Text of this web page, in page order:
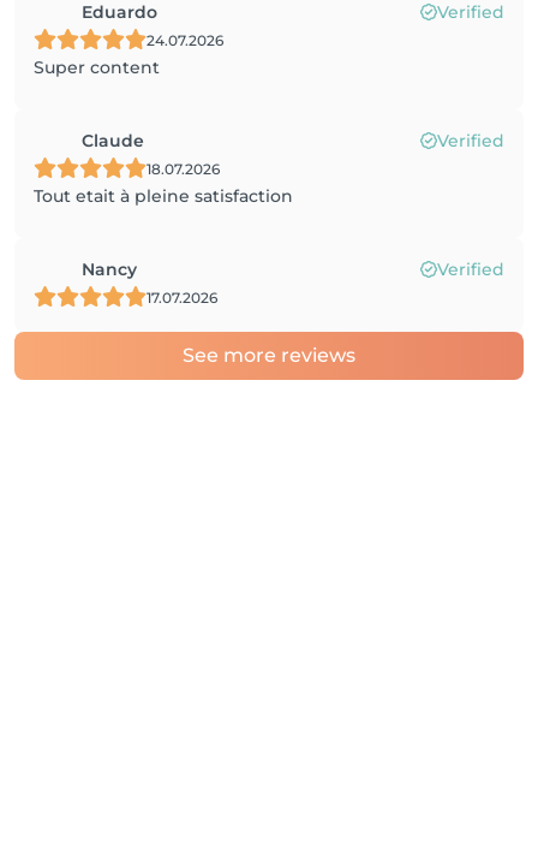
Eduardo Verified
24.07.2026
Super content
Claude Verified
18.07.2026
Tout etait à pleine satisfaction
Nancy Verified
17.07.2026
See more reviews